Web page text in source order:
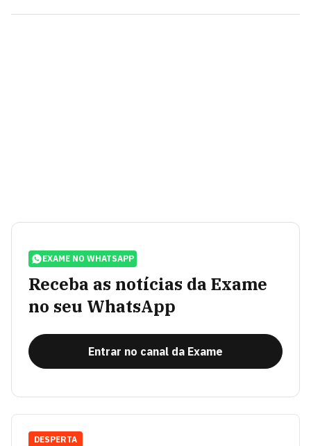
EXAME NO WHATSAPP
Receba as notícias da Exame
no seu WhatsApp
Entrar no canal da Exame
DESPERTA